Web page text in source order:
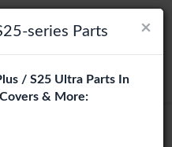
×
in Vereinigte Staaten
Login
×
series Parts
/ S25 Ultra Parts In
& More: